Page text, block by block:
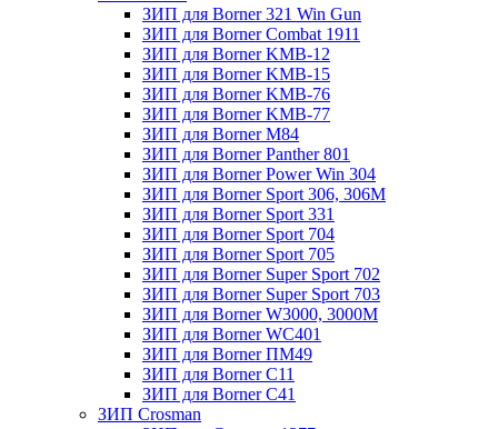
ЗИП для Borner 321 Win Gun
ЗИП для Borner Combat 1911
ЗИП для Borner KMB-12
ЗИП для Borner KMB-15
ЗИП для Borner KMB-76
ЗИП для Borner KMB-77
ЗИП для Borner M84
ЗИП для Borner Panther 801
ЗИП для Borner Power Win 304
ЗИП для Borner Sport 306, 306M
ЗИП для Borner Sport 331
ЗИП для Borner Sport 704
ЗИП для Borner Sport 705
ЗИП для Borner Super Sport 702
ЗИП для Borner Super Sport 703
ЗИП для Borner W3000, 3000М
ЗИП для Borner WC401
ЗИП для Borner ПМ49
ЗИП для Borner С11
ЗИП для Borner С41
ЗИП Crosman